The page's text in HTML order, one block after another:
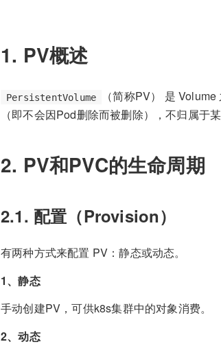
1. PV概述
PersistentVolume
（简称PV） 是
（即不会因Pod删除而被删除），不归属于
2. PV和PVC的生命周期
2.1. 配置（Provision）
有两种方式来配置 PV：静态或动态。
1、静态
手动创建PV，可供k8s集群中的对象消费。
2、动态